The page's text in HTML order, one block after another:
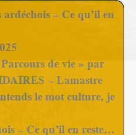
ardéchois – Ce qu’il en
de vie » par
– Lamastre
le mot culture, je
– Ce qu’il en reste…